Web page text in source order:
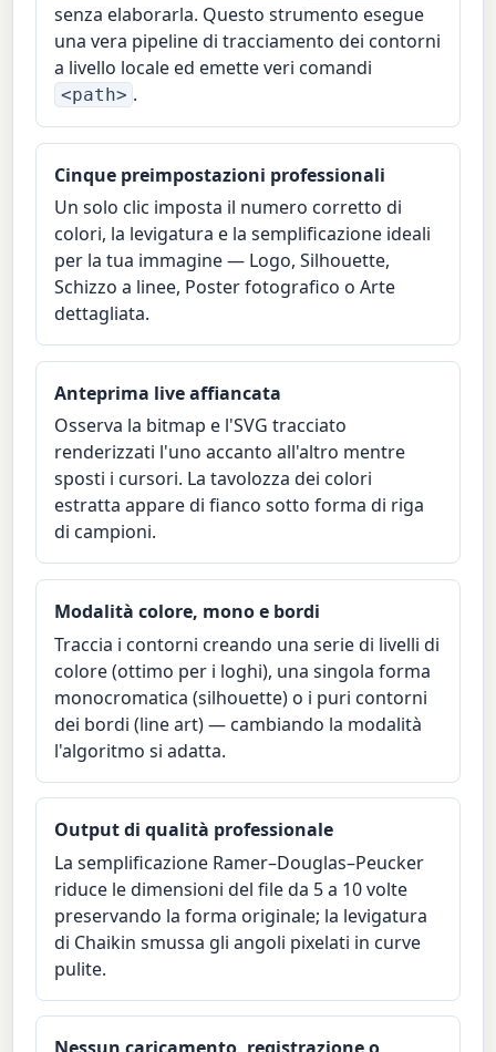
senza elaborarla. Questo strumento esegue
una vera pipeline di tracciamento dei contorni
a livello locale ed emette veri comandi
<path> .
Cinque preimpostazioni professionali
Un solo clic imposta il numero corretto di
colori, la levigatura e la semplificazione ideali
per la tua immagine — Logo, Silhouette,
Schizzo a linee, Poster fotografico o Arte
dettagliata.
Anteprima live affiancata
Osserva la bitmap e l'SVG tracciato
renderizzati l'uno accanto all'altro mentre
sposti i cursori. La tavolozza dei colori
estratta appare di fianco sotto forma di riga
di campioni.
Modalità colore, mono e bordi
Traccia i contorni creando una serie di livelli di
colore (ottimo per i loghi), una singola forma
monocromatica (silhouette) o i puri contorni
dei bordi (line art) — cambiando la modalità
l'algoritmo si adatta.
Output di qualità professionale
La semplificazione Ramer–Douglas–Peucker
riduce le dimensioni del file da 5 a 10 volte
preservando la forma originale; la levigatura
di Chaikin smussa gli angoli pixelati in curve
pulite.